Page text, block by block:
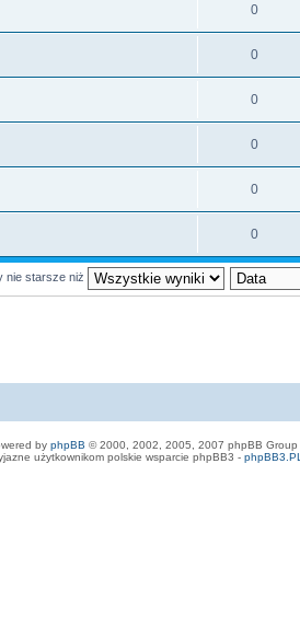
0
0
0
0
0
0
nie starsze niż
by phpBB © 2000, 2002, 2005, 2007 phpBB Group
użytkownikom polskie wsparcie phpBB3 - phpBB3.PL